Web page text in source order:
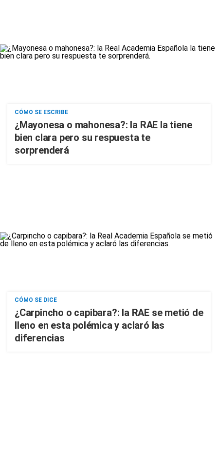
CÓMO SE ESCRIBE
¿Mayonesa o mahonesa?: la RAE la tiene
bien clara pero su respuesta te
sorprenderá
CÓMO SE DICE
¿Carpincho o capibara?: la RAE se metió de
lleno en esta polémica y aclaró las
diferencias